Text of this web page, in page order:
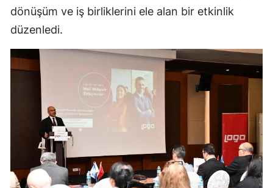
dönüşüm ve iş birliklerini ele alan bir etkinlik
düzenledi.